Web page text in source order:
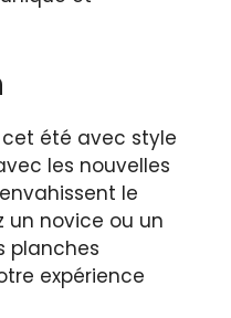
cet été avec style
les nouvelles
le
un novice ou un
planches
expérience